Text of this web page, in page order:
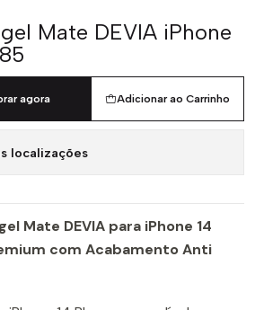
Mate DEVIA iPhone
Adicionar ao Carrinho
agora
localizações
Mate DEVIA para iPhone 14
com Acabamento Anti